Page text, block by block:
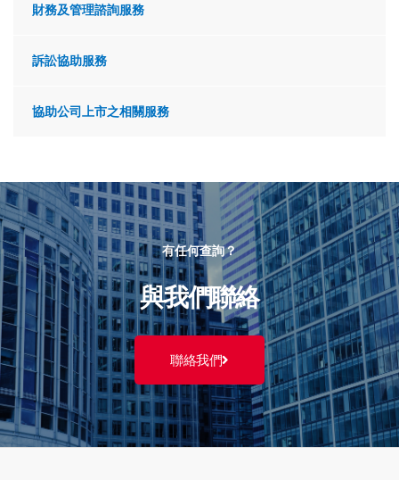
財務及管理諮詢服務
訴訟協助服務
協助公司上市之相關服務
有任何查詢？
與我們聯絡
聯絡我們